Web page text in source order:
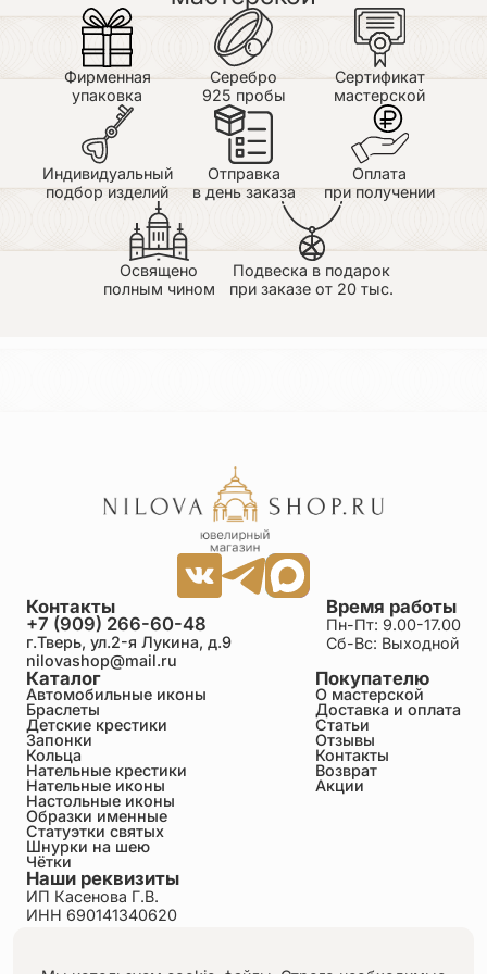
Муж подарил мне этот браслет на День Рождения,
и это лучший подарок для меня. После прочтения
Второзакония Ветхого завета я мечтала о таком
браслете, рассказала мужу и вот…мечта
осуществилась! Надеюсь что это не последнее
наше приобретение! Спаси Господь всех
причастных к изготовлению этого изделия
30.06.2026
перчатку . Заказав новый, уже не снимаю, чтоб не
расслаблять натяжение нити . Очень гармоничен,
комфортен , удобен в носке . Подарила уже не
одной подружке. Галя умничка, реагирует на
просьбы и оформление заказов молниеносно .
Спасибо Вам за все .
Светлана
30.06.2026
Благородный и изысканный браслет! На руке
смотрится очень элегантно. Хочется чтобы данные
10 заповедей были спутниками по жизни для
каждого из нас. Большое спасибо мастерам за
уникальное творение. Отдельное спасибо Галине
за помошь и оперативность
Михаил
30.06.2026
Достоинства: Очень тонкая и душевная работа,
великолепное качество!!! Недостатки: нет
Огромное спасибо Галине за оперативность и
ответственность. Живу в г. Балашиха МО. Заказ
сделал в пятницу. Во вторник утром получил.
Фирменная
упаковка
Серебро
925 пробы
Сертификат
мастерской
Индивидуальный
подбор изделий
Отправка
в день заказа
Оплата
при получении
Освящено
полным чином
Подвеска в подарок
при заказе от 20 тыс.
Каталог
Автомобильные иконы
Браслеты
Детские крестики
Запонки
Кольца
Нательные крестики
Нательные иконы
Настольные иконы
Образки именные
Статуэтки святых
Шнурки на шею
Чётки
Покупателю
О мастерской
Доставка и оплата
Статьи
Отзывы
Контакты
Возврат
Акции
Время работы
Пн-Пт: 9.00-17.00
Сб-Вс: Выходной
Контакты
+7 (909) 266-60-48
г.Тверь, ул.2-я Лукина, д.9
nilovashop@mail.ru
Наши реквизиты
ИП Касенова Г.В.
ИНН 690141340620
Пользовательское соглашение